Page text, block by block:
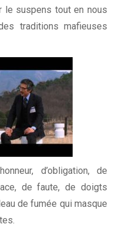
le suspens tout en nous
traditions mafieuses
d’obligation, de
de faute, de doigts
de fumée qui masque